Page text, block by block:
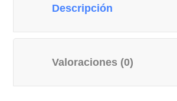
Descripción
Valoraciones (0)